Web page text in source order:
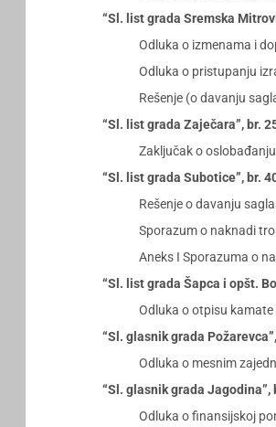
“Sl. list grada Sremska
Odluka o izmenama i
Odluka o pristupanju
Rešenje (o davanju
“Sl. list grada Zaječara”, br.
Zaključak o
“Sl. list grada Subotice”, br.
Rešenje o davanju
Sporazum o naknadi
Aneks I Sporazuma o
“Sl. list grada Šapca i opšt.
Odluka o otpisu
“Sl. glasnik grada
Odluka o mesnim
“Sl. glasnik grada
Odluka o finansijskoj